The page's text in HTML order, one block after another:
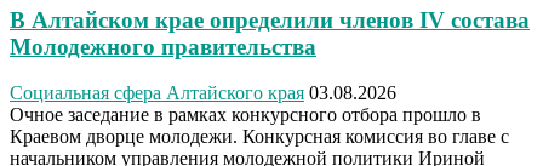
В Алтайском крае определили членов IV состава
Молодежного правительства
Социальная сфера Алтайского края 03.08.2026
Очное заседание в рамках конкурсного отбора прошло в
Краевом дворце молодежи. Конкурсная комиссия во главе с
начальником управления молодежной политики Ириной